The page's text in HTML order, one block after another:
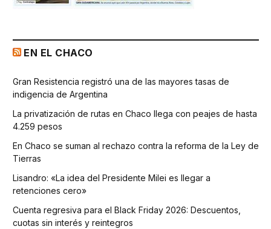
EN EL CHACO
Gran Resistencia registró una de las mayores tasas de
indigencia de Argentina
La privatización de rutas en Chaco llega con peajes de hasta
4.259 pesos
En Chaco se suman al rechazo contra la reforma de la Ley de
Tierras
Lisandro: «La idea del Presidente Milei es llegar a
retenciones cero»
Cuenta regresiva para el Black Friday 2026: Descuentos,
cuotas sin interés y reintegros